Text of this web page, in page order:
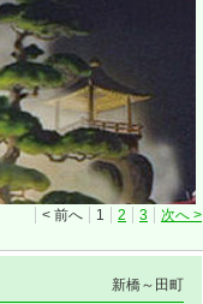
< 前へ 1 2 3 次へ >
新橋～田町